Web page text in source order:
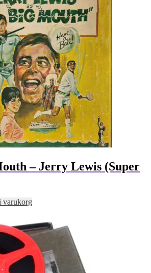
– Jerry Lewis (Super
varukorg